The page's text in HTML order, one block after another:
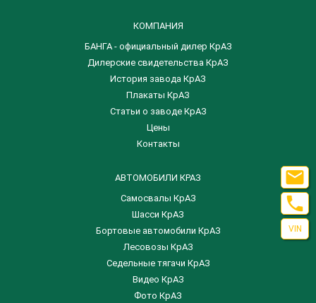
КОМПАНИЯ
БАНГА - официальный дилер КрАЗ
Дилерские свидетельства КрАЗ
История завода КрАЗ
Плакаты КрАЗ
Статьи о заводе КрАЗ
Цены
Контакты
АВТОМОБИЛИ КРАЗ
Самосвалы КрАЗ
Шасси КрАЗ
Бортовые автомобили КрАЗ
Лесовозы КрАЗ
Седельные тягачи КрАЗ
Видео КрАЗ
Фото КрАЗ


VIN